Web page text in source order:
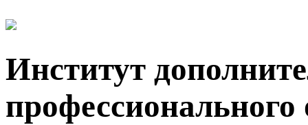
Институт
профессионального